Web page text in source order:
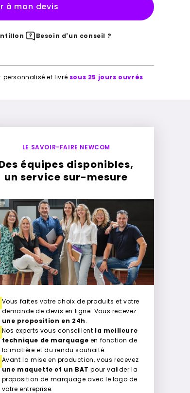
à mon devis
Besoin d'un conseil ?
personnalisé et livré sous 25 jours ouvrés
LE SAVOIR-FAIRE NEWCOM
équipes disponibles,
un service sur-mesure
Vous faites votre choix de produits et votre
demande de devis en ligne. Vous recevez
une proposition en 24h.
Nos experts vous conseillent la meilleure
technique de marquage en fonction de
la matière et du rendu souhaité.
Avant la mise en production, vous recevez
une maquette et un BAT pour valider la
proposition de marquage avec le logo de
votre entreprise.